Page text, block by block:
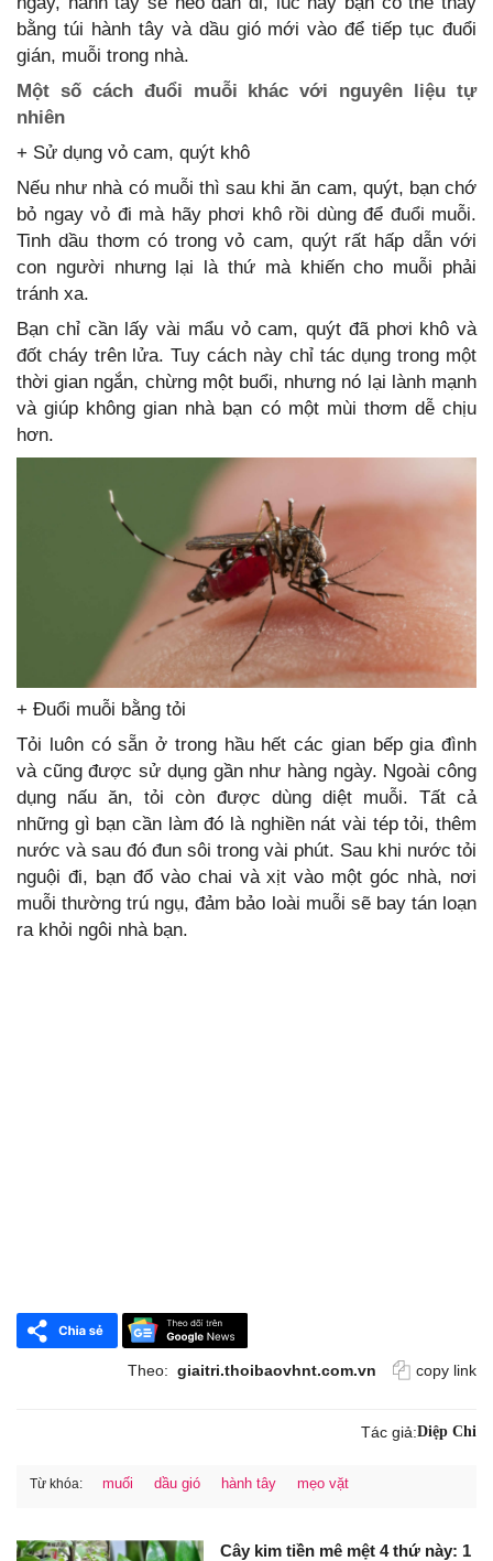
bằng túi hành tây và dầu gió mới vào để tiếp tục đuổi
gián, muỗi trong nhà.
Một số cách đuổi muỗi khác với nguyên liệu tự
nhiên
+ Sử dụng vỏ cam, quýt khô
Nếu như nhà có muỗi thì sau khi ăn cam, quýt, bạn chớ
bỏ ngay vỏ đi mà hãy phơi khô rồi dùng để đuổi muỗi.
Tinh dầu thơm có trong vỏ cam, quýt rất hấp dẫn với
con người nhưng lại là thứ mà khiến cho muỗi phải
tránh xa.
Bạn chỉ cần lấy vài mẩu vỏ cam, quýt đã phơi khô và
đốt cháy trên lửa. Tuy cách này chỉ tác dụng trong một
thời gian ngắn, chừng một buổi, nhưng nó lại lành mạnh
và giúp không gian nhà bạn có một mùi thơm dễ chịu
hơn.
+ Đuổi muỗi bằng tỏi
Tỏi luôn có sẵn ở trong hầu hết các gian bếp gia đình
và cũng được sử dụng gần như hàng ngày. Ngoài công
dụng nấu ăn, tỏi còn được dùng diệt muỗi. Tất cả
những gì bạn cần làm đó là nghiền nát vài tép tỏi, thêm
nước và sau đó đun sôi trong vài phút. Sau khi nước tỏi
nguội đi, bạn đổ vào chai và xịt vào một góc nhà, nơi
muỗi thường trú ngụ, đảm bảo loài muỗi sẽ bay tán loạn
ra khỏi ngôi nhà bạn.
Theo: giaitri.thoibaovhnt.com.vn copy link
Tác giả:Diệp Chi
Từ khóa: muối dầu gió hành tây mẹo vặt
Cây kim tiền mê mệt 4 thứ này: 1